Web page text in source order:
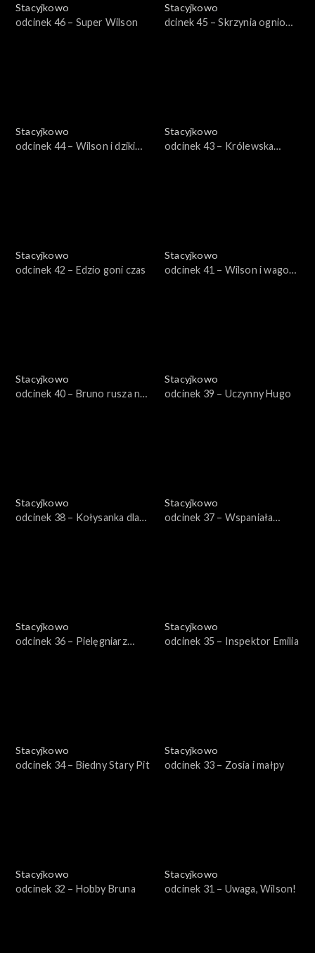
Stacyjkowo
odcinek 46 – Super Wilson
Stacyjkowo
dcinek 45 – Skrzynia ogniowa
Stacyjkowo
odcinek 44 – Wilson i dziki
Stacyjkowo
odcinek 43 – Królewska
Stacyjkowo
odcinek 42 – Edzio goni czas
Stacyjkowo
odcinek 41 – Wilson i wagon
Stacyjkowo
odcinek 40 – Bruno rusza na
Stacyjkowo
odcinek 39 – Uczynny Hugo
Stacyjkowo
odcinek 38 – Kołysanka dla
Stacyjkowo
odcinek 37 – Wspaniała
Stacyjkowo
odcinek 36 – Pielęgniarz
Stacyjkowo
odcinek 35 – Inspektor Emilia
Stacyjkowo
odcinek 34 – Biedny Stary Pit
Stacyjkowo
odcinek 33 – Zosia i małpy
Stacyjkowo
odcinek 32 – Hobby Bruna
Stacyjkowo
odcinek 31 – Uwaga, Wilson!